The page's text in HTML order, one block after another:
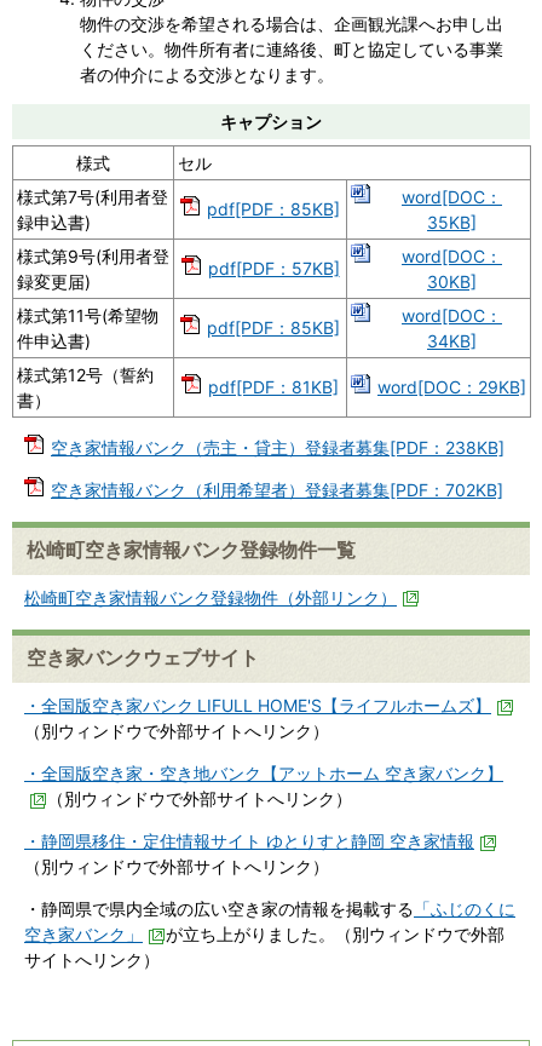
物件の交渉を希望される場合は、企画観光課へお申し出
ください。物件所有者に連絡後、町と協定している事業
者の仲介による交渉となります。
キャプション
様式
セル
様式第7号(利用者登
録申込書)
pdf[PDF：85KB]
word[DOC：
35KB]
様式第9号(利用者登
録変更届)
pdf[PDF：57KB]
word[DOC：
30KB]
様式第11号(希望物
件申込書)
pdf[PDF：85KB]
word[DOC：
34KB]
様式第12号（誓約
書）
pdf[PDF：81KB] word[DOC：29KB]
空き家情報バンク（売主・貸主）登録者募集[PDF：238KB]
空き家情報バンク（利用希望者）登録者募集[PDF：702KB]
松崎町空き家情報バンク登録物件一覧
松崎町空き家情報バンク登録物件（外部リンク）
空き家バンクウェブサイト
・全国版空き家バンク LIFULL HOME'S【ライフルホームズ】
（別ウィンドウで外部サイトへリンク）
・全国版空き家・空き地バンク【アットホーム 空き家バンク】
（別ウィンドウで外部サイトへリンク）
・静岡県移住・定住情報サイト ゆとりすと静岡 空き家情報
（別ウィンドウで外部サイトへリンク）
・静岡県で県内全域の広い空き家の情報を掲載する 「ふじのくに
空き家バンク」
が立ち上がりました。（別ウィンドウで外部
サイトへリンク）